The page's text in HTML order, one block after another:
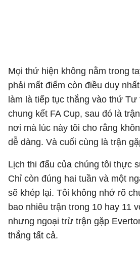
Mọi thứ hiện không nằm trong
phải mất điểm còn điều duy
làm là tiếp tục thắng vào thứ
chung kết FA Cup, sau đó là
nơi mà lúc này tôi cho rằng
dễ dàng. Và cuối cùng là trận
Lịch thi đấu của chúng tôi thực
Chỉ còn đúng hai tuần và một
sẽ khép lại. Tôi không nhớ rõ
bao nhiêu trận trong 10 hay 11
nhưng ngoại trừ trận gặp
thắng tất cả.